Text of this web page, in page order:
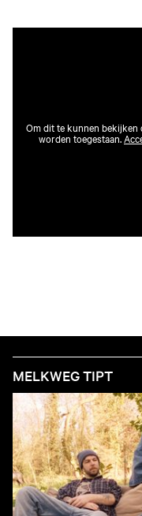
Om dit te kunnen
worden toegestaan.
MELKWEG TIPT